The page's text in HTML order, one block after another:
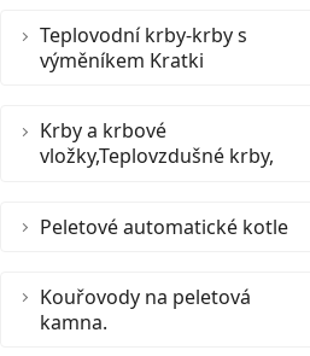
Teplovodní krby-krby s
výměníkem Kratki
Krby a krbové
vložky,Teplovzdušné krby,
Peletové automatické kotle
Kouřovody na peletová
kamna.